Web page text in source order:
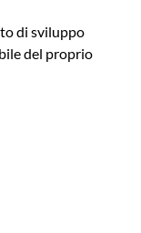
di sviluppo
del proprio